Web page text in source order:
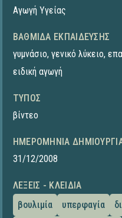
Αγωγή Υγείας
ΒΑΘΜΊΔΑ ΕΚΠΑΊΔΕΥΣΗΣ
γυμνάσιο, γενικό λύκειο,
ειδική αγωγή
ΤΎΠΟΣ
βίντεο
ΗΜΕΡΟΜΗΝΊΑ
31/12/2008
ΛΈΞΕΙΣ - ΚΛΕΙΔΙΆ
βουλιμία
υπερφαγία